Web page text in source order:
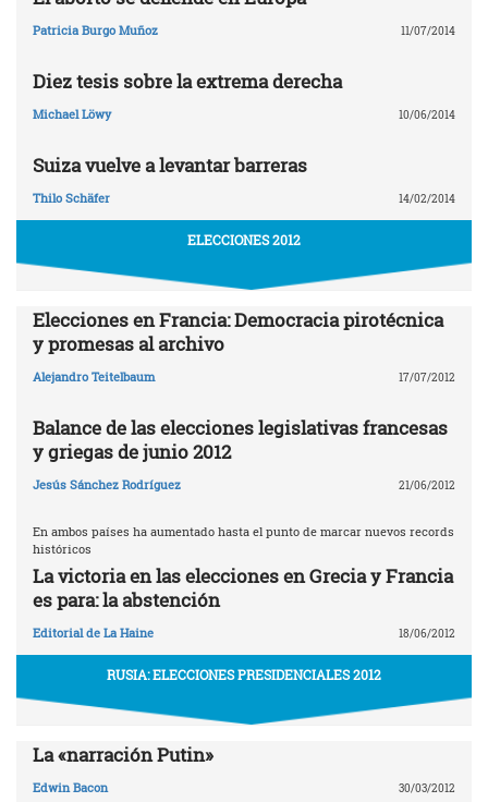
Patricia Burgo Muñoz 11/07/2014
Diez tesis sobre la extrema derecha
Michael Löwy 10/06/2014
Suiza vuelve a levantar barreras
Thilo Schäfer 14/02/2014
ELECCIONES 2012
Elecciones en Francia: Democracia pirotécnica
y promesas al archivo
Alejandro Teitelbaum 17/07/2012
Balance de las elecciones legislativas francesas
y griegas de junio 2012
Jesús Sánchez Rodríguez 21/06/2012
En ambos países ha aumentado hasta el punto de marcar nuevos records
históricos
La victoria en las elecciones en Grecia y Francia
es para: la abstención
Editorial de La Haine 18/06/2012
RUSIA: ELECCIONES PRESIDENCIALES 2012
La «narración Putin»
Edwin Bacon 30/03/2012